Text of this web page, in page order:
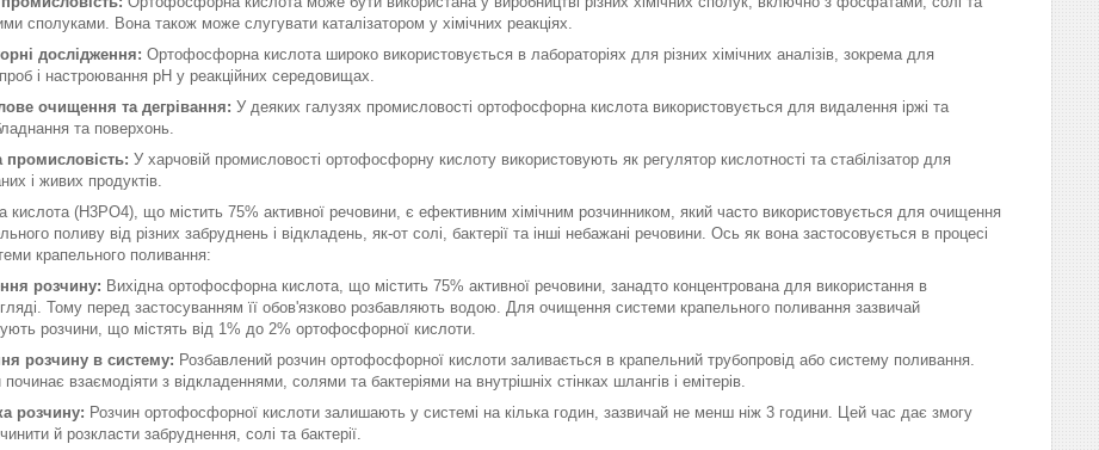
сполуками. Вона також може слугувати каталізатором у хімічних реакціях.
дослідження: Ортофосфорна кислота широко використовується в лабораторіях для різних хімічних аналізів, зокрема для
проб і настроювання pH у реакційних середовищах.
очищення та дегрівання: У деяких галузях промисловості ортофосфорна кислота використовується для видалення іржі та
та поверхонь.
промисловість: У харчовій промисловості ортофосфорну кислоту використовують як регулятор кислотності та стабілізатор для
і живих продуктів.
(H3PO4), що містить 75% активної речовини, є ефективним хімічним розчинником, який часто використовується для очищення
поливу від різних забруднень і відкладень, як-от солі, бактерії та інші небажані речовини. Ось як вона застосовується в процесі
крапельного поливання:
розчину: Вихідна ортофосфорна кислота, що містить 75% активної речовини, занадто концентрована для використання в
Тому перед застосуванням її обов'язково розбавляють водою. Для очищення системи крапельного поливання зазвичай
розчини, що містять від 1% до 2% ортофосфорної кислоти.
розчину в систему: Розбавлений розчин ортофосфорної кислоти заливається в крапельний трубопровід або систему поливання.
починає взаємодіяти з відкладеннями, солями та бактеріями на внутрішніх стінках шлангів і емітерів.
розчину: Розчин ортофосфорної кислоти залишають у системі на кілька годин, зазвичай не менш ніж 3 години. Цей час дає змогу
й розкласти забруднення, солі та бактерії.